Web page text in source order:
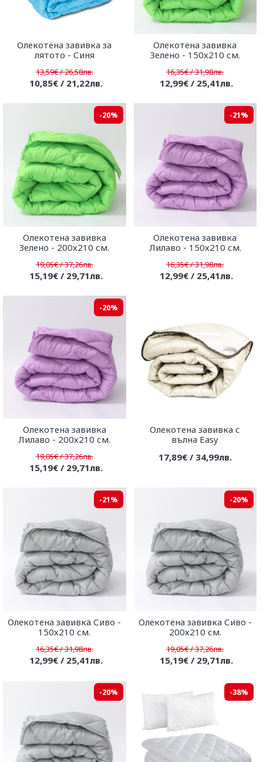
Олекотена завивка за
лятото - Синя
13,59€ / 26,58лв.
10,85€ / 21,22лв.
Олекотена завивка
Зелено - 150х210 см.
16,35€ / 31,98лв.
12,99€ / 25,41лв.
-20%
Олекотена завивка
Зелено - 200х210 см.
19,05€ / 37,26лв.
15,19€ / 29,71лв.
-21%
Олекотена завивка
Лилаво - 150х210 см.
16,35€ / 31,98лв.
12,99€ / 25,41лв.
-20%
Олекотена завивка
Лилаво - 200х210 см.
19,05€ / 37,26лв.
15,19€ / 29,71лв.
Олекотена завивка с
вълна Easy
17,89€ / 34,99лв.
-21%
Олекотена завивка Сиво -
150х210 см.
16,35€ / 31,98лв.
12,99€ / 25,41лв.
-20%
Олекотена завивка Сиво -
200х210 см.
19,05€ / 37,26лв.
15,19€ / 29,71лв.
-20% -38%